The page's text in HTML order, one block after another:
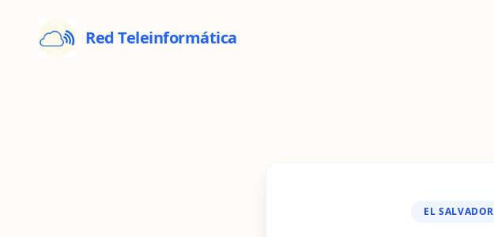
Red Teleinformática
EL SALVADOR